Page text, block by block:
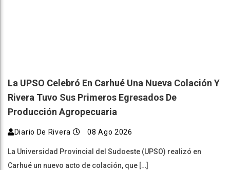
La UPSO Celebró En Carhué Una Nueva Colación Y
Rivera Tuvo Sus Primeros Egresados De
Producción Agropecuaria
Diario De Rivera 08 Ago 2026
La Universidad Provincial del Sudoeste (UPSO) realizó en
Carhué un nuevo acto de colación, que […]